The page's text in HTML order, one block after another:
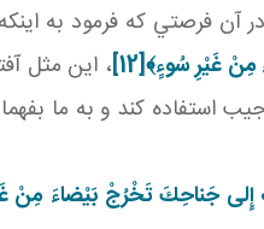
آن فرصتي که فرمود به
مِنْ غَيْرِ سُوءٍ﴾[12]
، اين مثل
کند و به ما
جَناحِكَ تَخْرُجْ بَيْضاءَ مِنْ